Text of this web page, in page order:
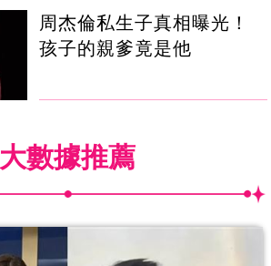
周杰倫私生子真相曝光！
孩子的親爹竟是他
大數據推薦